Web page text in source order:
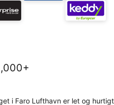
i Faro Lufthavn er let og hurtigt